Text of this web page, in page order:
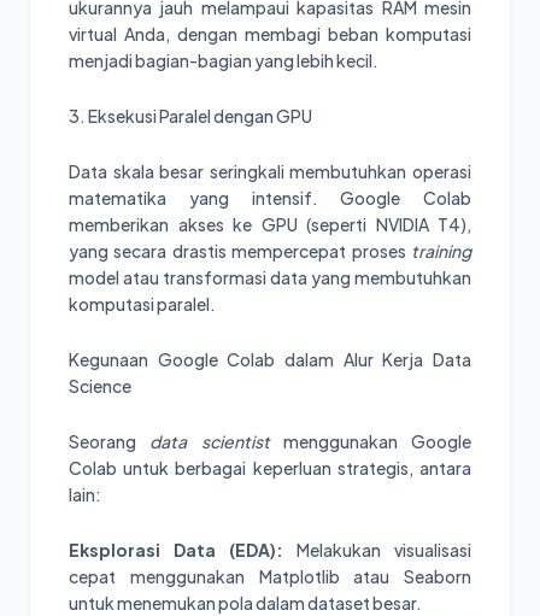
ukurannya jauh melampaui kapasitas RAM mesin
virtual Anda, dengan membagi beban komputasi
menjadi bagian-bagian yang lebih kecil.
3. Eksekusi Paralel dengan GPU
Data skala besar seringkali membutuhkan operasi
matematika yang intensif. Google Colab
memberikan akses ke GPU (seperti NVIDIA T4),
yang secara drastis mempercepat proses training
model atau transformasi data yang membutuhkan
komputasi paralel.
Kegunaan Google Colab dalam Alur Kerja Data
Science
Seorang data scientistmenggunakan Google
Colab untuk berbagai keperluan strategis, antara
lain:
Eksplorasi Data (EDA):
Melakukan visualisasi
cepat menggunakan Matplotlib atau Seaborn
untuk menemukan pola dalam dataset besar.